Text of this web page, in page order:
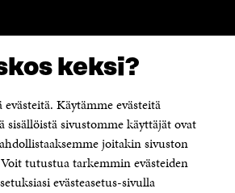
keksi?
Käytämme evästeitä
sisällöistä sivustomme käyttäjät ovat
joitakin sivuston
tutustua tarkemmin evästeiden
evästeasetus-sivulla
PL 160,
991